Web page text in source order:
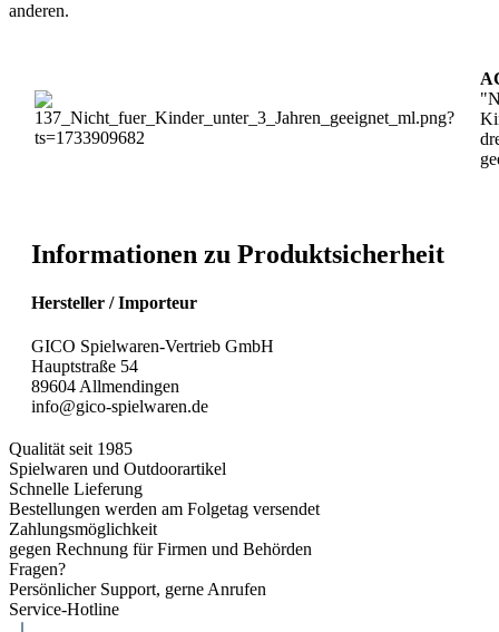
anderen.
Informationen zu Produktsicherheit
Hersteller / Importeur
GICO Spielwaren-Vertrieb GmbH
Hauptstraße 54
89604 Allmendingen
info@gico-spielwaren.de
Qualität seit 1985
Spielwaren und Outdoorartikel
Schnelle Lieferung
Bestellungen werden am Folgetag versendet
Zahlungsmöglichkeit
gegen Rechnung für Firmen und Behörden
Fragen?
Persönlicher Support, gerne Anrufen
Service-Hotline